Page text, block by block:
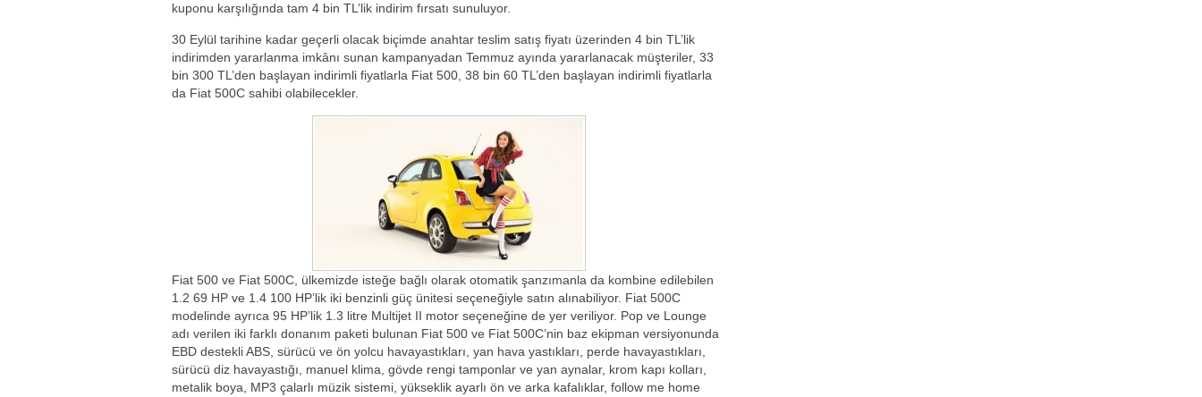
kuponu karşılığında tam 4 bin TL’lik indirim fırsatı sunuluyor.
30 Eylül tarihine kadar geçerli olacak biçimde anahtar teslim satış fiyatı üzerinden 4 bin TL’lik
indirimden yararlanma imkânı sunan kampanyadan Temmuz ayında yararlanacak müşteriler, 33
bin 300 TL’den başlayan indirimli fiyatlarla Fiat 500, 38 bin 60 TL’den başlayan indirimli fiyatlarla
da Fiat 500C sahibi olabilecekler.
Fiat 500 ve Fiat 500C, ülkemizde isteğe bağlı olarak otomatik şanzımanla da kombine edilebilen
1.2 69 HP ve 1.4 100 HP’lik iki benzinli güç ünitesi seçeneğiyle satın alınabiliyor. Fiat 500C
modelinde ayrıca 95 HP’lik 1.3 litre Multijet II motor seçeneğine de yer veriliyor. Pop ve Lounge
adı verilen iki farklı donanım paketi bulunan Fiat 500 ve Fiat 500C’nin baz ekipman versiyonunda
EBD destekli ABS, sürücü ve ön yolcu havayastıkları, yan hava yastıkları, perde havayastıkları,
sürücü diz havayastığı, manuel klima, gövde rengi tamponlar ve yan aynalar, krom kapı kolları,
metalik boya, MP3 çalarlı müzik sistemi, yükseklik ayarlı ön ve arka kafalıklar, follow me home